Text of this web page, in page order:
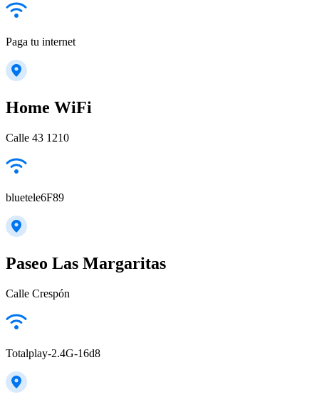
Paga tu internet
Home WiFi
Calle 43 1210
bluetele6F89
Paseo Las Margaritas
Calle Crespón
Totalplay-2.4G-16d8